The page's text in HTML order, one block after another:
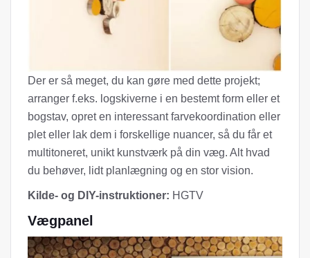
Der er så meget, du kan gøre med dette projekt;
arranger f.eks. logskiverne i en bestemt form eller et
bogstav, opret en interessant farvekoordination eller
plet eller lak dem i forskellige nuancer, så du får et
multitoneret, unikt kunstværk på din væg. Alt hvad
du behøver, lidt planlægning og en stor vision.
Kilde- og DIY-instruktioner: HGTV
Vægpanel